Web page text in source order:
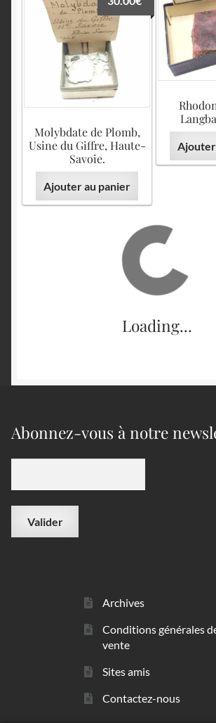
Molybdate de Plomb,
Usine du Giffre, Haute-
Savoie.
Ajouter au panier
Loading...
Abonnez-vous à notre
Archives
Conditions générales
vente
Sites amis
Contactez-nous